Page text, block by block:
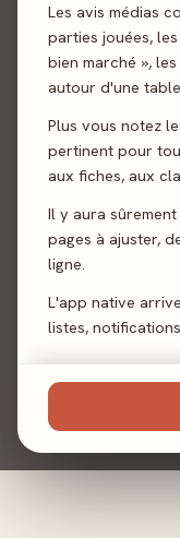
Les avis médias
parties jouées,
bien marché »,
autour d'une
Plus vous notez
pertinent pour
aux fiches, aux
Il y aura
pages à ajuster,
ligne.
L'app native
listes,